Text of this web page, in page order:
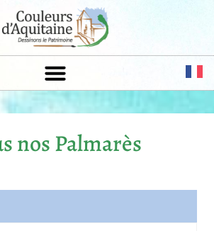
nos Palmarès